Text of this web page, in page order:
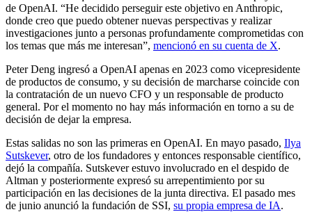
de OpenAI. “He decidido perseguir este objetivo en Anthropic,
donde creo que puedo obtener nuevas perspectivas y realizar
investigaciones junto a personas profundamente comprometidas con
los temas que más me interesan”, mencionó en su cuenta de X.
Peter Deng ingresó a OpenAI apenas en 2023 como vicepresidente
de productos de consumo, y su decisión de marcharse coincide con
la contratación de un nuevo CFO y un responsable de producto
general. Por el momento no hay más información en torno a su de
decisión de dejar la empresa.
Estas salidas no son las primeras en OpenAI. En mayo pasado, Ilya
Sutskever, otro de los fundadores y entonces responsable científico,
dejó la compañía. Sutskever estuvo involucrado en el despido de
Altman y posteriormente expresó su arrepentimiento por su
participación en las decisiones de la junta directiva. El pasado mes
de junio anunció la fundación de SSI, su propia empresa de IA.